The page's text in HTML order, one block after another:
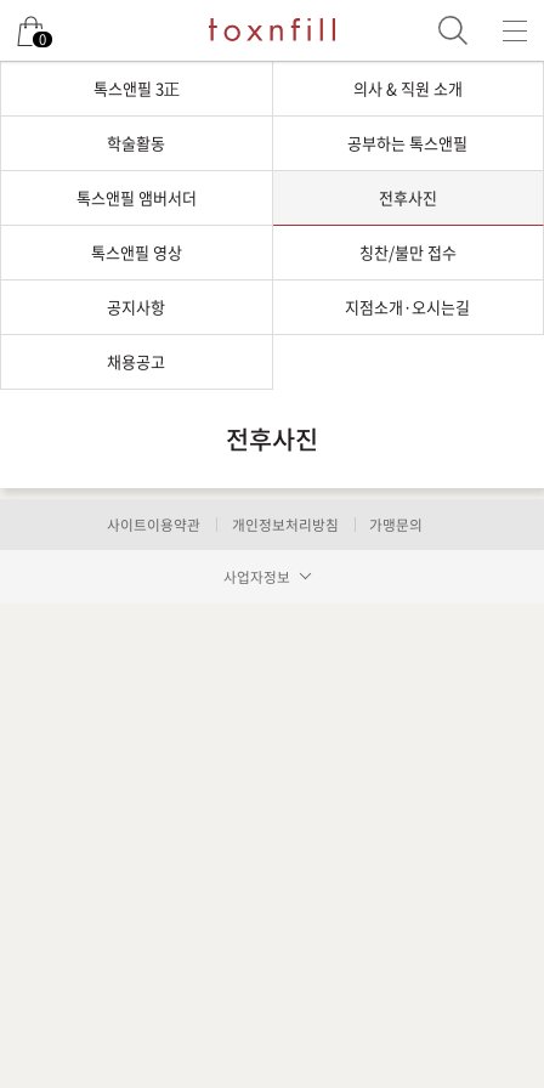
0
톡스앤필 3正 의사 & 직원 소개
학술활동 공부하는 톡스앤필
톡스앤필 앰버서더 전후사진
톡스앤필 영상 칭찬/불만 접수
공지사항 지점소개·오시는길
채용공고
전후사진
사이트이용약관 개인정보처리방침 가맹문의
사업자정보